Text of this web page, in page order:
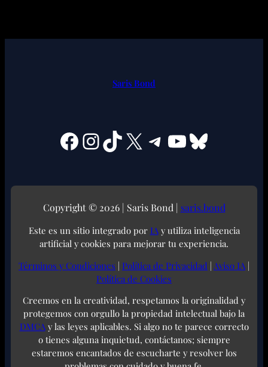
Saris Bond
Facebook InstagramTikTok X Telegram YouTube Bluesky
Copyright © 2026 | Saris Bond | saris.bond
Este es un sitio integrado por IAy utiliza inteligencia
artificial y cookies para mejorar tu experiencia.
Términos y Condiciones | Política de Privacidad | Aviso IA |
Política de Cookies
Creemos en la creatividad, respetamos la originalidad y
protegemos con orgullo la propiedad intelectual bajo la
DMCAy las leyes aplicables. Si algo no te parece correcto
o tienes alguna inquietud, contáctanos; siempre
estaremos encantados de escucharte y resolver los